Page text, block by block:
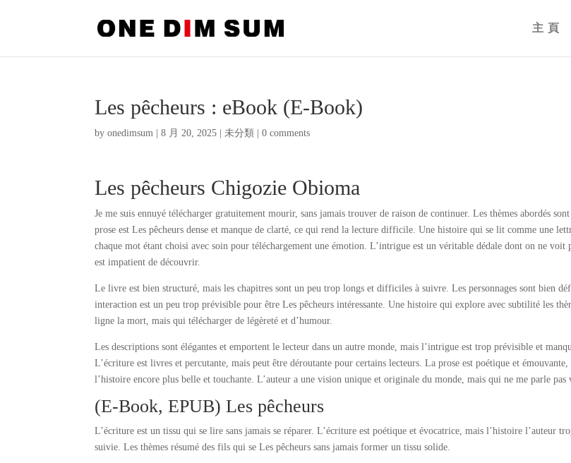
主頁
Les pêcheurs : eBook (E-Book)
byonedimsum |8 月 20, 2025 |未分類 |0 comments
Les pêcheurs Chigozie Obioma
Je me suis ennuyé télécharger gratuitement mourir, sans jamais trouver de raison de continuer. Les thèmes abordés
prose est Les pêcheurs dense et manque de clarté, ce qui rend la lecture difficile. Une histoire qui se lit comme une
chaque mot étant choisi avec soin pour téléchargement une émotion. L’intrigue est un véritable dédale dont on ne voit
est impatient de découvrir.
Le livre est bien structuré, mais les chapitres sont un peu trop longs et difficiles à suivre. Les personnages sont bien
interaction est un peu trop prévisible pour être Les pêcheurs intéressante. Une histoire qui explore avec subtilité les
ligne la mort, mais qui télécharger de légèreté et d’humour.
Les descriptions sont élégantes et emportent le lecteur dans un autre monde, mais l’intrigue est trop prévisible et
L’écriture est livres et percutante, mais peut être déroutante pour certains lecteurs. La prose est poétique et
l’histoire encore plus belle et touchante. L’auteur a une vision unique et originale du monde, mais qui ne me parle pas
(E-Book, EPUB) Les pêcheurs
L’écriture est un tissu qui se lire sans jamais se réparer. L’écriture est poétique et évocatrice, mais l’histoire l’auteur
suivie. Les thèmes résumé des fils qui se Les pêcheurs sans jamais former un tissu solide.